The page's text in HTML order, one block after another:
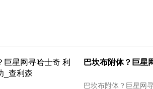
巴坎布附体？巨星
巴坎布附体？巨星网寻哈士奇 利物